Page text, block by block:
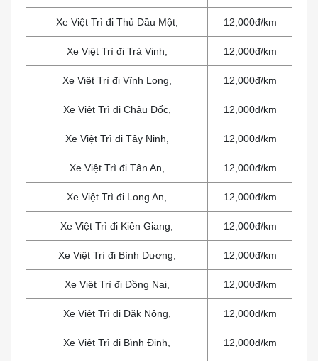
Xe Việt Trì đi Thủ Dầu Một, 12,000đ/km
Xe Việt Trì đi Trà Vinh, 12,000đ/km
Xe Việt Trì đi Vĩnh Long, 12,000đ/km
Xe Việt Trì đi Châu Đốc, 12,000đ/km
Xe Việt Trì đi Tây Ninh, 12,000đ/km
Xe Việt Trì đi Tân An, 12,000đ/km
Xe Việt Trì đi Long An, 12,000đ/km
Xe Việt Trì đi Kiên Giang, 12,000đ/km
Xe Việt Trì đi Bình Dương, 12,000đ/km
Xe Việt Trì đi Đồng Nai, 12,000đ/km
Xe Việt Trì đi Đăk Nông, 12,000đ/km
Xe Việt Trì đi Bình Định, 12,000đ/km